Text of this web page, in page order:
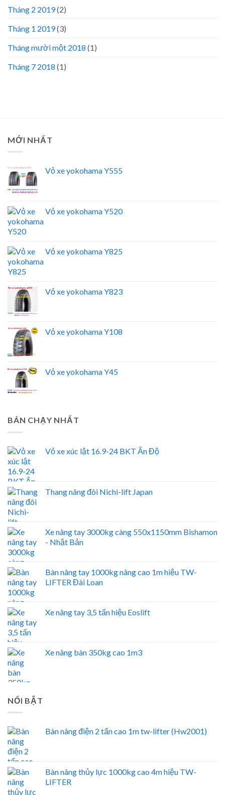
Tháng 2 2019(2)
Tháng 1 2019(3)
Tháng mười một 2018 (1)
Tháng 7 2018 (1)
MỚI NHẤT
Vỏ xe yokohama Y555
Vỏ xe yokohama Y520
Vỏ xe yokohama Y825
Vỏ xe yokohama Y823
Vỏ xe yokohama Y108
Vỏ xe yokohama Y45
BÁN CHẠY NHẤT
Vỏ xe xúc lật 16.9-24 BKT Ấn Độ
Thang nâng đôi Nichi-lift Japan
Xe nâng tay 3000kg càng 550x1150mm Bishamon
- Nhật Bản
Bàn nâng tay 1000kg nâng cao 1m hiệu TW-
LIFTER Đài Loan
Xe nâng tay 3,5 tấn hiệu Eoslift
Xe nâng bàn 350kg cao 1m3
NỔI BẬT
Bàn nâng điện 2 tấn cao 1m tw-lifter (Hw2001)
Bàn nâng thủy lực 1000kg cao 4m hiệu TW-
LIFTER